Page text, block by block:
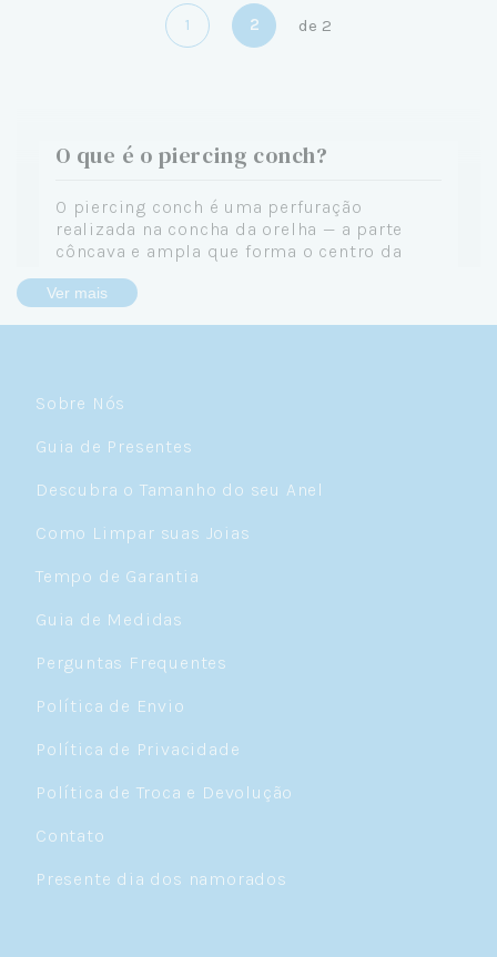
1 2 de 2
O que é o piercing conch?
O piercing conch é uma perfuração
realizada na concha da orelha — a parte
côncava e ampla que forma o centro da
orelha, semelhante a uma concha marinha
(daí o nome). Essa é uma das maiores áreas
O conch ganhou destaque nos últimos anos
composições de curated ear, a tendência
artística de joias. A localização central do
âncora visual da composição, conectando
piercings frontais (como o tragus) e os
piercing conch — inner conch e outer conch
completamente diferentes. Cada uma
efeitos visuais distintos, permitindo que
sua personalidade.
entenda as diferenças
Ver mais
Sobre Nós
Guia de Presentes
Descubra o Tamanho do seu Anel
Como Limpar suas Joias
Tempo de Garantia
Guia de Medidas
Perguntas Frequentes
Política de Envio
Política de Privacidade
Política de Troca e Devolução
Contato
Presente dia dos namorados